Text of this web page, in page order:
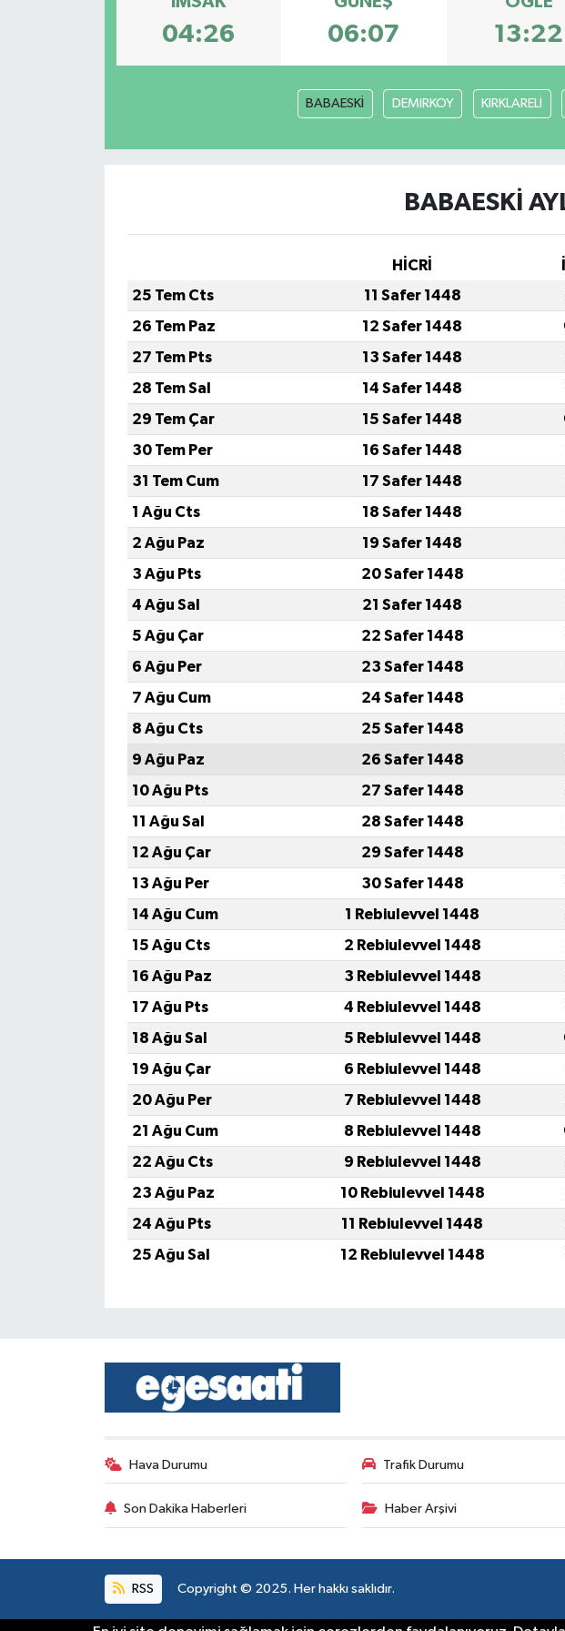
04:26 06:07 13:22
BABAESKİ DEMIRKOY KIRKLARELİ
BABAESKİ
HİCRİ
25 Tem Cts
11 Safer 1448
26 Tem Paz
12 Safer 1448
27 Tem Pts
13 Safer 1448
28 Tem Sal
14 Safer 1448
29 Tem Çar
15 Safer 1448
30 Tem Per
16 Safer 1448
31 Tem Cum
17 Safer 1448
1 Ağu Cts
18 Safer 1448
2 Ağu Paz
19 Safer 1448
3 Ağu Pts
20 Safer 1448
4 Ağu Sal
21 Safer 1448
5 Ağu Çar
22 Safer 1448
6 Ağu Per
23 Safer 1448
7 Ağu Cum
24 Safer 1448
8 Ağu Cts
25 Safer 1448
9 Ağu Paz
26 Safer 1448
10 Ağu Pts
27 Safer 1448
11 Ağu Sal
28 Safer 1448
12 Ağu Çar
29 Safer 1448
13 Ağu Per
30 Safer 1448
14 Ağu Cum
1 Rebiulevvel 1448
15 Ağu Cts
2 Rebiulevvel 1448
16 Ağu Paz
3 Rebiulevvel 1448
17 Ağu Pts
4 Rebiulevvel 1448
18 Ağu Sal
5 Rebiulevvel 1448
19 Ağu Çar
6 Rebiulevvel 1448
20 Ağu Per
7 Rebiulevvel 1448
21 Ağu Cum
8 Rebiulevvel 1448
22 Ağu Cts
9 Rebiulevvel 1448
23 Ağu Paz
10 Rebiulevvel 1448
24 Ağu Pts
11 Rebiulevvel 1448
25 Ağu Sal
12 Rebiulevvel 1448
Hava Durumu Trafik Durumu
Son Dakika Haberleri Haber Arşivi
RSS Copyright © 2025. Her hakkı saklıdır.